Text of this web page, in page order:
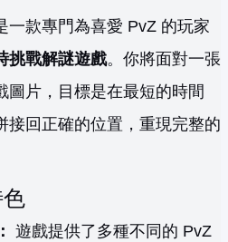
一款專門為喜愛 PvZ 的玩家
挑戰解謎遊戲。你將面對一張
圖片，目標是在最短的時間
接回正確的位置，重現完整的
遊戲提供了多種不同的 PvZ